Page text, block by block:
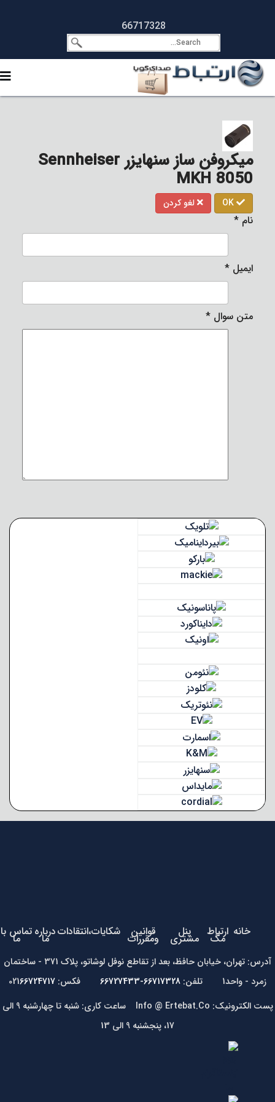
66717328
میکروفن ساز سنهایزر Sennheiser
MKH 8050
OK لغو کردن
نام *
ایمیل *
متن سوال *
خانه ارتباط
مگ پنل
مشتری قوانین
ومقررات شکایات،انتقاداتدرباره
ما تماس با
ما
آدرس: تهران، خیابان حافظ، بعد از تقاطع نوفل لوشاتو، پلاک 371 - ساختمان
زمرد - واحد1 تلفن:
66717328-66727433 فکس: 021 66724717
پست الکترونیک: Info @ Ertebat.Co ساعت کاری: شنبه تا چهارشنبه 9 الی
17، پنجشنبه 9 الی 13